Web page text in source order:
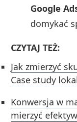
Google
domykać
CZYTAJ TEŻ:
Jak zmierzyć
Case study
Konwersja w
mierzyć